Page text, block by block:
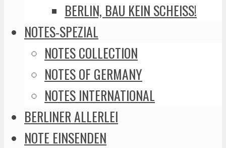
BERLIN, BAU KEIN SCHEISS!
NOTES-SPEZIAL
NOTES COLLECTION
NOTES OF GERMANY
NOTES INTERNATIONAL
BERLINER ALLERLEI
NOTE EINSENDEN